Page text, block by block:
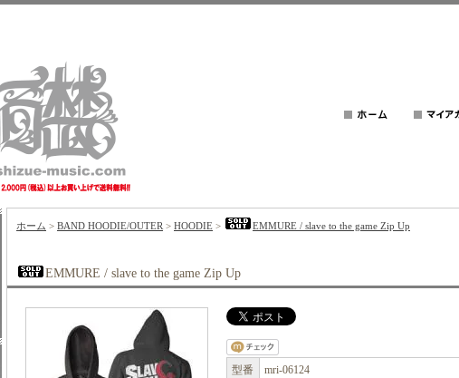
ホーム > BAND HOODIE/OUTER > HOODIE > EMMURE / slave to the game Zip Up
EMMURE / slave to the game Zip Up
型番
mri-06124